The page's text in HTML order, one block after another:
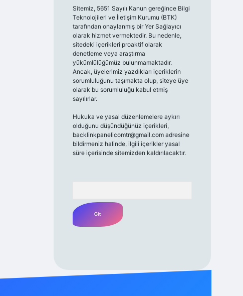
Sitemiz, 5651 Sayılı Kanun gereğince Bilgi
Teknolojileri ve İletişim Kurumu (BTK)
tarafından onaylanmış bir Yer Sağlayıcı
olarak hizmet vermektedir. Bu nedenle,
sitedeki içerikleri proaktif olarak
denetleme veya araştırma
yükümlülüğümüz bulunmamaktadır.
Ancak, üyelerimiz yazdıkları içeriklerin
sorumluluğunu taşımakta olup, siteye üye
olarak bu sorumluluğu kabul etmiş
sayılırlar.
Hukuka ve yasal düzenlemelere aykırı
olduğunu düşündüğünüz içerikleri,
backlinkpanelicomtr@gmail.comadresine
bildirmeniz halinde, ilgili içerikler yasal
süre içerisinde sitemizden kaldırılacaktır.